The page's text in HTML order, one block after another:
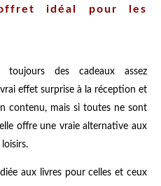
idéal pour les
des cadeaux assez
effet surprise à la réception et
contenu, mais si toutes ne sont
offre une vraie alternative aux
aux livres pour celles et ceux